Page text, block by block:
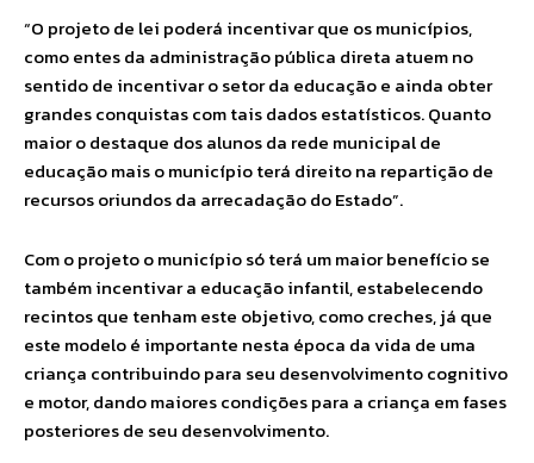
“O projeto de lei poderá incentivar que os municípios,
como entes da administração pública direta atuem no
sentido de incentivar o setor da educação e ainda obter
grandes conquistas com tais dados estatísticos. Quanto
maior o destaque dos alunos da rede municipal de
educação mais o município terá direito na repartição de
recursos oriundos da arrecadação do Estado”.
Com o projeto o município só terá um maior benefício se
também incentivar a educação infantil, estabelecendo
recintos que tenham este objetivo, como creches, já que
este modelo é importante nesta época da vida de uma
criança contribuindo para seu desenvolvimento cognitivo
e motor, dando maiores condições para a criança em fases
posteriores de seu desenvolvimento.